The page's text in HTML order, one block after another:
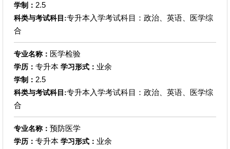
学制： 2.5
科类与考试科目:专升本入学考试科目：政治、英语、医学综
合
专业名称： 医学检验
学历： 专升本 学习形式： 业余
学制： 2.5
科类与考试科目:专升本入学考试科目：政治、英语、医学综
合
专业名称： 预防医学
学历： 专升本 学习形式： 业余